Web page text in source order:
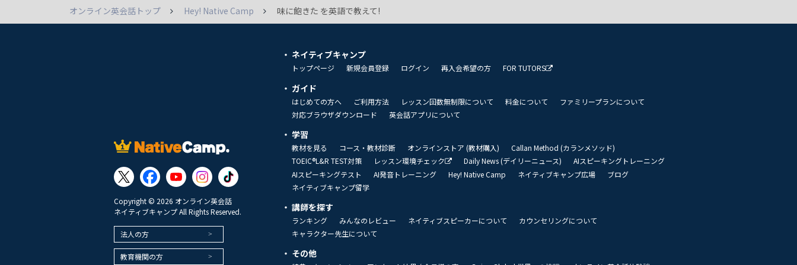
オンライン英会話トップ Hey! Native Camp 味に飽きた を英語で教えて!
Copyright © 2026 オンライン英会話
ネイティブキャンプ All Rights Reserved.
法人の方
教育機関の方
ネイティブキャンプ
トップページ 新規会員登録 ログイン 再入会希望の方 FOR TUTORS
ガイド
はじめての方へ ご利用方法 レッスン回数無制限について 料金について
ファミリープランについて
対応ブラウザダウンロード
英会話アプリについて
学習
教材を見る コース・教材診断 オンラインストア (教材購入)
Callan Method (カランメソッド)
TOEIC®L&R TEST対策
レッスン環境チェック Daily News (デイリーニュース)
AIスピーキングトレーニング
AIスピーキングテスト
AI発音トレーニング Hey! Native Camp ネイティブキャンプ広場
ブログ
ネイティブキャンプ留学
講師を探す
ランキング みんなのレビュー ネイティブスピーカーについて
カウンセリングについて
キャラクター先生について
その他